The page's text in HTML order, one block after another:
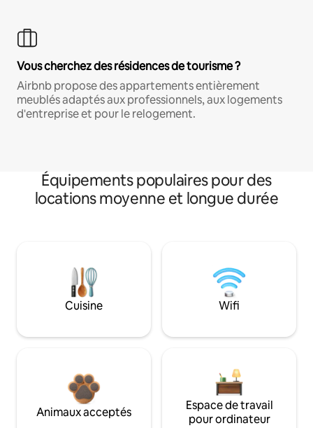
Vous cherchez des résidences de tourisme ?
Airbnb propose des appartements entièrement
meublés adaptés aux professionnels, aux logements
d'entreprise et pour le relogement.
Équipements populaires pour des
locations moyenne et longue durée
Cuisine Wifi
Animaux acceptés
Espace de travail
pour ordinateur